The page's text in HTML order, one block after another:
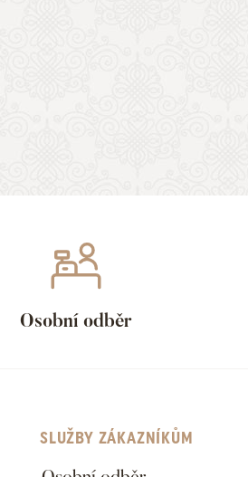
Osobní odběr
SLUŽBY ZÁKAZNÍKŮM